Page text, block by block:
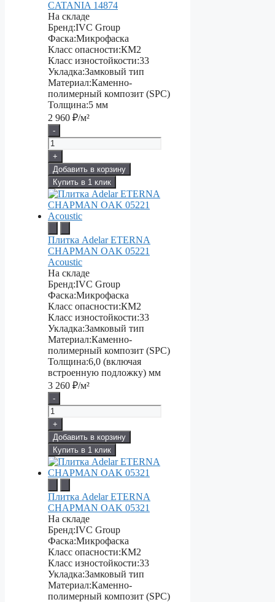
CATANIA 14874
На складе
Бренд:IVC Group
Фаска:Микрофаска
Класс опасности:КМ2
Класс изностойкости:33
Укладка:Замковый тип
Материал:Каменно-
полимерный композит (SPC)
Толщина:5 мм
2 960 ₽/м²
-
+
Добавить в корзину
Купить в 1 клик
Плитка Adelar ETERNA
CHAPMAN OAK 05221
Acoustic
На складе
Бренд:IVC Group
Фаска:Микрофаска
Класс опасности:КМ2
Класс изностойкости:33
Укладка:Замковый тип
Материал:Каменно-
полимерный композит (SPC)
Толщина:6,0 (включая
встроенную подложку) мм
3 260 ₽/м²
-
+
Добавить в корзину
Купить в 1 клик
Плитка Adelar ETERNA
CHAPMAN OAK 05321
На складе
Бренд:IVC Group
Фаска:Микрофаска
Класс опасности:КМ2
Класс изностойкости:33
Укладка:Замковый тип
Материал:Каменно-
полимерный композит (SPC)